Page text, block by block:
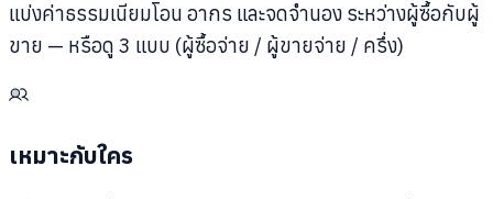
แบ่งค่าธรรมเนียมโอน อากร และจดจำนอง ระหว่างผู้ซื้อกับผู้
ขาย — หรือดู 3 แบบ (ผู้ซื้อจ่าย / ผู้ขายจ่าย / ครึ่ง)
เหมาะกับใคร